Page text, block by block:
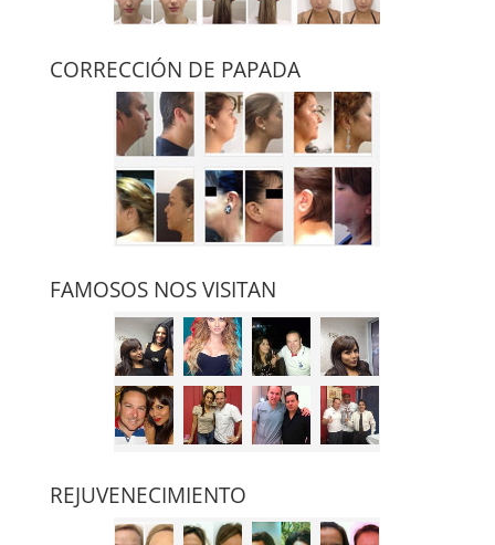
CORRECCIÓN DE PAPADA
FAMOSOS NOS VISITAN
REJUVENECIMIENTO